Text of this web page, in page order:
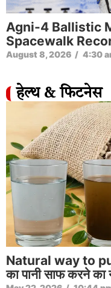
Agni-4 Ballistic
Spacewalk
August 8, 2026 / 4:30
हेल्थ & फिटनेस
Natural way to
का पानी साफ करने का